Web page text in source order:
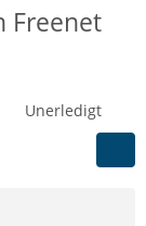
Freenet
Unerledigt